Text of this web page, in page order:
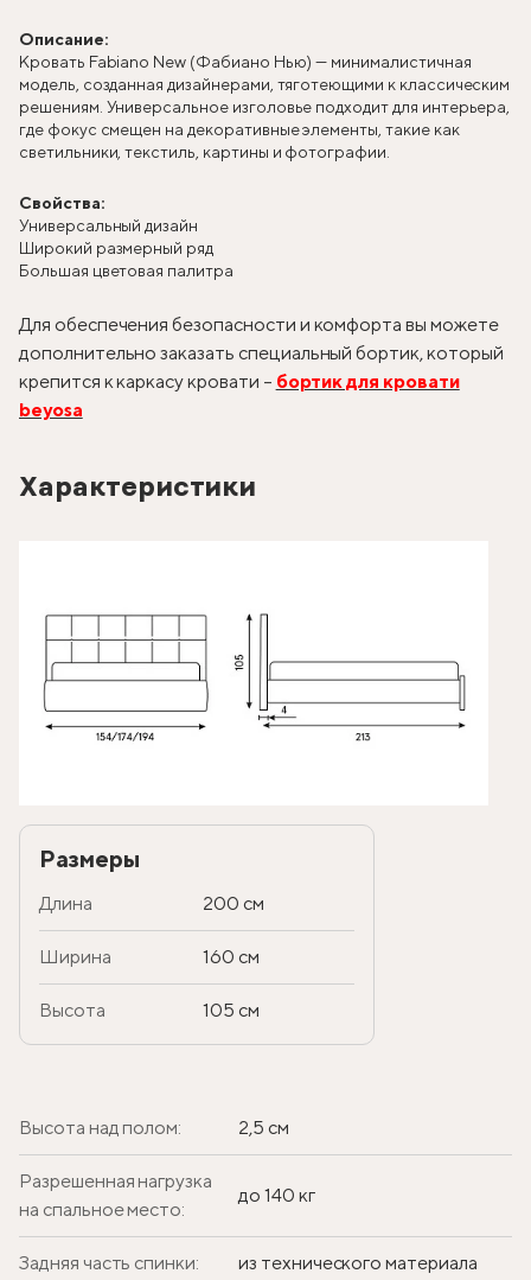
Описание:
Кровать Fabiano New (Фабиано Нью) — минималистичная
модель, созданная дизайнерами, тяготеющими к классическим
решениям. Универсальное изголовье подходит для интерьера,
где фокус смещен на декоративные элементы, такие как
светильники, текстиль, картины и фотографии.
Свойства:
Универсальный дизайн
Широкий размерный ряд
Большая цветовая палитра
Для обеспечения безопасности и комфорта вы можете
дополнительно заказать специальный бортик, который
крепится к каркасу кровати – бортик для кровати
beyosa
Характеристики
Размеры
Длина 200 см
Ширина 160 см
Высота 105 см
Высота над полом: 2,5 см
Разрешенная нагрузка
на спальное место:
до 140 кг
Задняя часть спинки: из технического материала